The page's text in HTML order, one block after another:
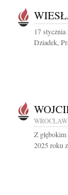
17 stycznia
Dziadek,
WROCŁAW
Z
2025 roku